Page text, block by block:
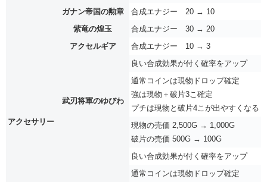
アクセサリー
ガナン帝国の勲章
合成エナジー 20 → 10
紫竜の煌玉
合成エナジー 30 → 20
アクセルギア
合成エナジー 10 → 3
武刃将軍のゆびわ
良い合成効果が付く確率をアップ
通常コインは現物ドロップ確定
強は現物＋破片3こ確定
プチは現物と破片4こが出やすくなる
現物の売価 2,500G → 1,000G
破片の売価 500G → 100G
良い合成効果が付く確率をアップ
通常コインは現物ドロップ確定